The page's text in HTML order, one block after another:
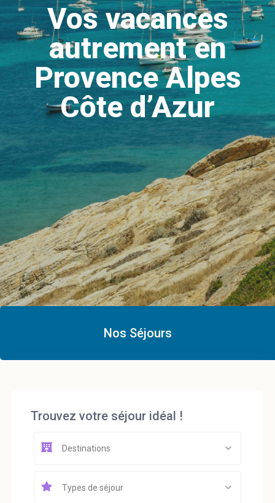
Vos vacances
autrement en
Provence Alpes
Côte d’Azur
Ajoutez votre titre ici
Nos Séjours
Trouvez votre séjour idéal !
Destinations
Types de séjour